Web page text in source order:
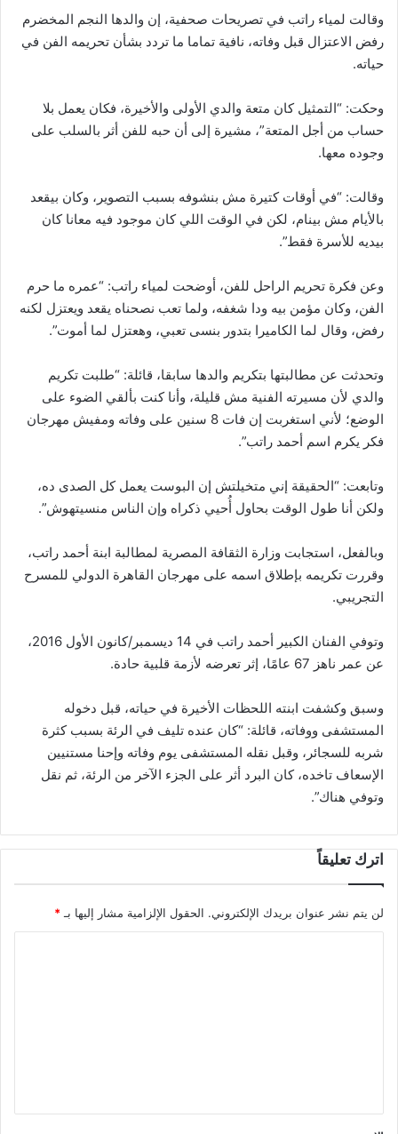
وقالت لمياء راتب في تصريحات صحفية، إن والدها النجم المخضرم
رفض الاعتزال قبل وفاته، نافية تماما ما تردد بشأن تحريمه الفن في
حياته.
وحكت: “التمثيل كان متعة والدي الأولى والأخيرة، فكان يعمل بلا
حساب من أجل المتعة”، مشيرة إلى أن حبه للفن أثر بالسلب على
وجوده معها.
وقالت: “في أوقات كتيرة مش بنشوفه بسبب التصوير، وكان بيقعد
بالأيام مش بينام، لكن في الوقت اللي كان موجود فيه معانا كان
بيديه للأسرة فقط”.
وعن فكرة تحريم الراحل للفن، أوضحت لمياء راتب: “عمره ما حرم
الفن، وكان مؤمن بيه ودا شغفه، ولما تعب نصحناه يقعد ويعتزل لكنه
رفض، وقال لما الكاميرا بتدور بنسى تعبي، وهعتزل لما أموت”.
وتحدثت عن مطالبتها بتكريم والدها سابقا، قائلة: “طلبت تكريم
والدي لأن مسيرته الفنية مش قليلة، وأنا كنت بألقي الضوء على
الوضع؛ لأني استغربت إن فات 8 سنين على وفاته ومفيش مهرجان
فكر يكرم اسم أحمد راتب”.
وتابعت: “الحقيقة إني متخيلتش إن البوست يعمل كل الصدى ده،
ولكن أنا طول الوقت بحاول أُحيي ذكراه وإن الناس منسيتهوش”.
وبالفعل، استجابت وزارة الثقافة المصرية لمطالبة ابنة أحمد راتب،
وقررت تكريمه بإطلاق اسمه على مهرجان القاهرة الدولي للمسرح
التجريبي.
وتوفي الفنان الكبير أحمد راتب في 14 ديسمبر/كانون الأول 2016،
عن عمر ناهز 67 عامًا، إثر تعرضه لأزمة قلبية حادة.
وسبق وكشفت ابنته اللحظات الأخيرة في حياته، قبل دخوله
المستشفى ووفاته، قائلة: “كان عنده تليف في الرئة بسبب كثرة
شربه للسجائر، وقبل نقله المستشفى يوم وفاته وإحنا مستنيين
الإسعاف تاخده، كان البرد أثر على الجزء الآخر من الرئة، ثم نقل
وتوفي هناك”.
اترك تعليقاً
لن يتم نشر عنوان بريدك الإلكتروني. الحقول الإلزامية مشار إليها بـ *